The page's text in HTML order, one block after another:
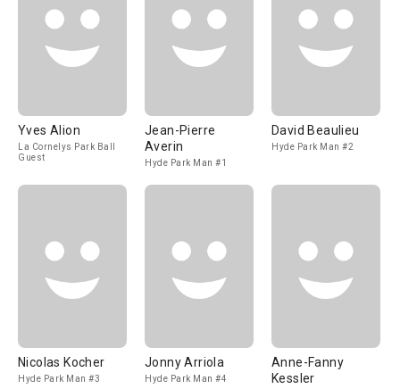
Yves Alion
La Cornelys Park Ball
Guest
Jean-Pierre
Averin
Hyde Park Man #1
David Beaulieu
Hyde Park Man #2
Nicolas Kocher
Hyde Park Man #3
Jonny Arriola
Hyde Park Man #4
Anne-Fanny
Kessler